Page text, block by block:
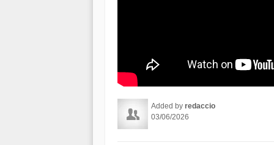
Added by redaccio
03/06/2026